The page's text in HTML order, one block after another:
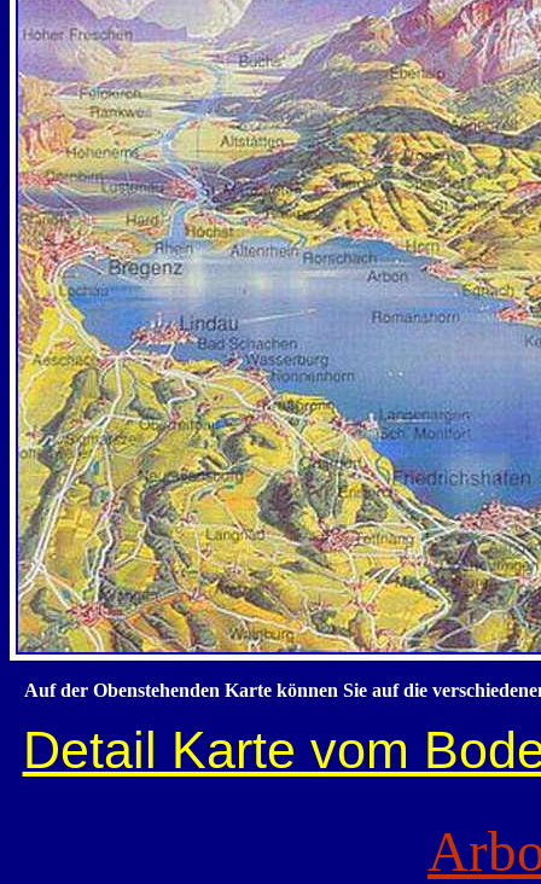
Auf der Obenstehenden Karte können Sie auf die
Detail Karte vom